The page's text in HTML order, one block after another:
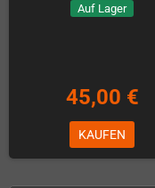
Auf Lager
45,00 €
KAUFEN